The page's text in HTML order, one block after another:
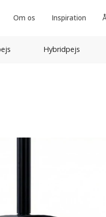
Om os Inspiration
Hybridpejs